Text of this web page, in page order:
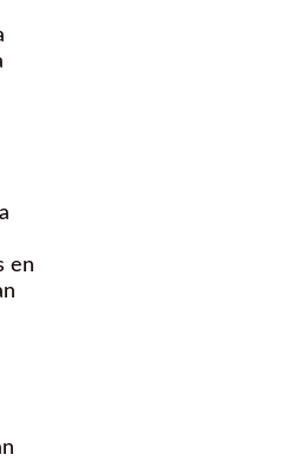
en